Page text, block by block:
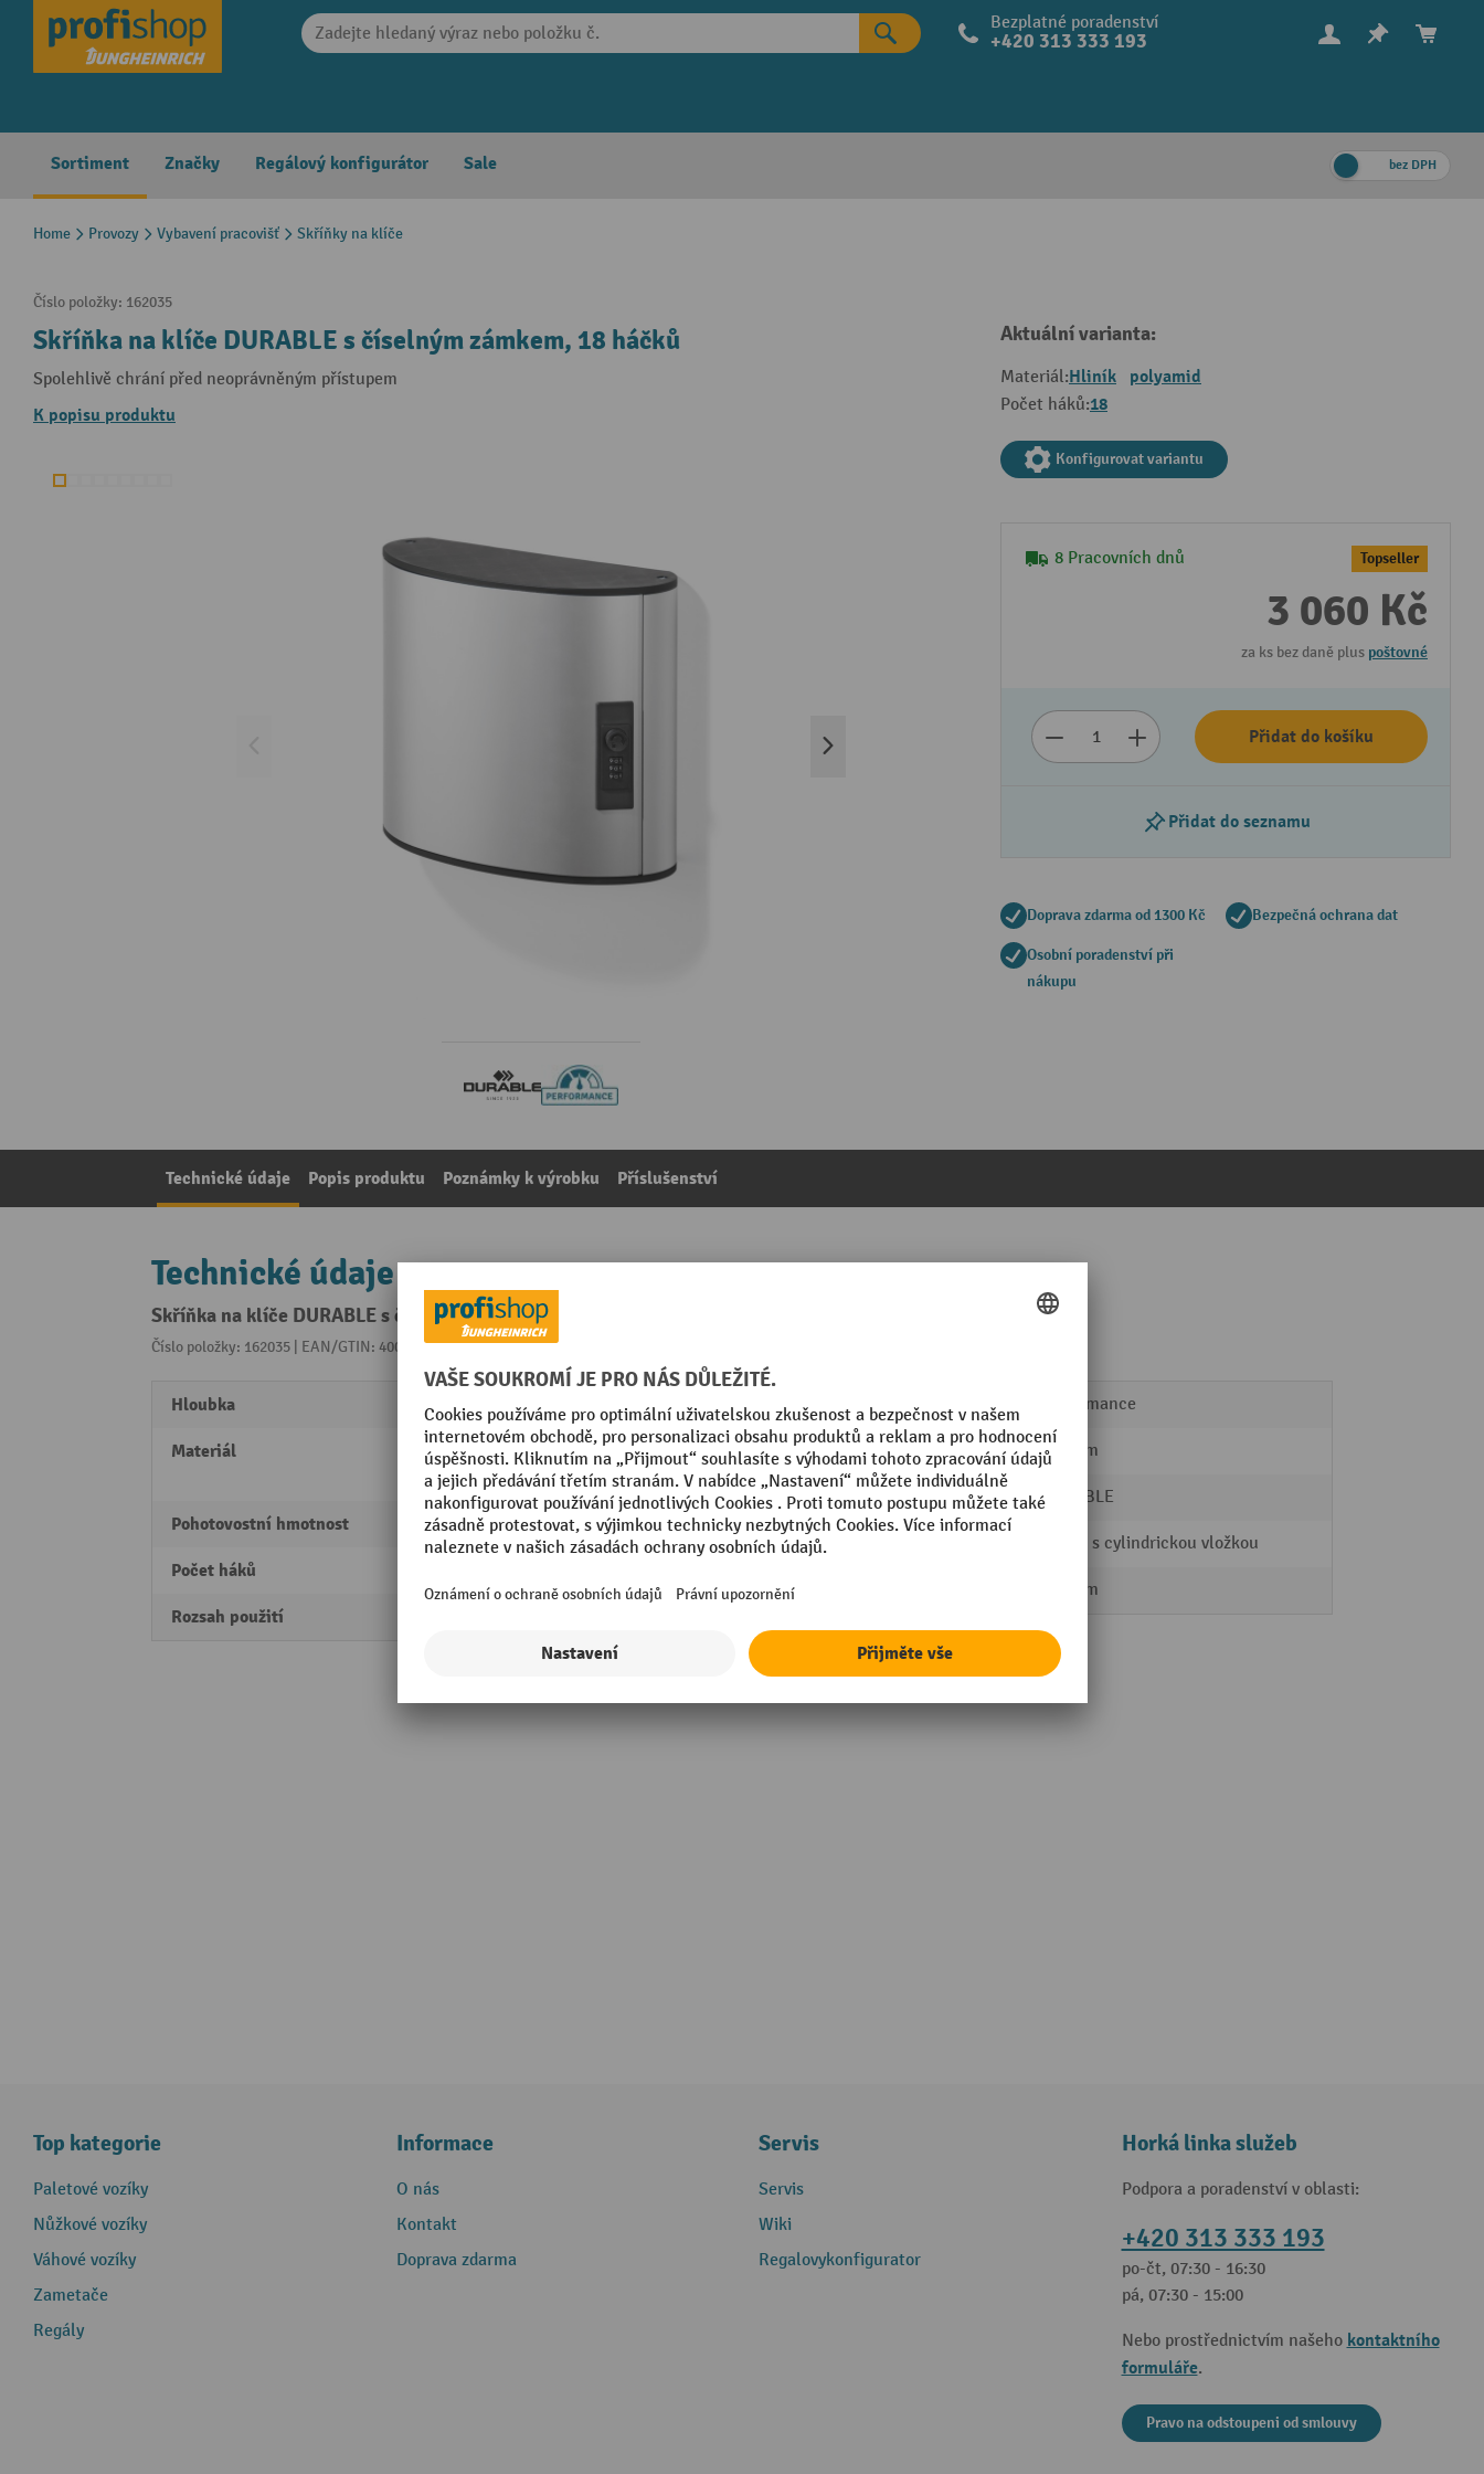
Skip to main navigation Bezplatné poradenství
+420 313 333 193
Sortiment Značky Regálový konfigurátor Sale bez DPH
Home Provozy Vybavení pracovišť Skříňky na klíče
Číslo položky: 162035
Skříňka na klíče DURABLE s číselným zámkem, 18 háčků
Spolehlivě chrání před neoprávněným přístupem
K popisu produktu
Aktuální varianta:
Materiál:Hliník polyamid
Počet háků:18
Konfigurovat variantu
8 Pracovních dnů Topseller
3 060 Kč
za ks bez daně plus poštovné
Přidat do košíku
Přidat do seznamu
Doprava zdarma od 1300 Kč Bezpečná ochrana dat
Osobní poradenství při
nákupu
Technické údaje Popis produktu Poznámky k výrobku Příslušenství
Technické údaje
Skříňka na klíče DURABLE s číselným zámkem, 18 háčků
Číslo položky: 162035 | EAN/GTIN: 4005546107455Z kategorie:
Hloubka 118 mm
Materiál
Hliník
polyamid
Pohotovostní hmotnost 3,82 kg
Počet háků
Rozsah použití
Segmentu Performance
Výška 280 mm
Značka DURABLE
Zámek, typ zámek s cylindrickou vložkou
Šířka 302 mm
Top kategorie
Paletové vozíky
Nůžkové vozíky
Váhové vozíky
Zametače
Regály
Informace
O nás
Kontakt
Doprava zdarma
Servis
Servis
Wiki
Regalovykonfigurator
Horká linka služeb
Podpora a poradenství v oblasti:
+420 313 333 193
po-čt, 07:30 - 16:30
pá, 07:30 - 15:00
Nebo prostřednictvím našeho kontaktního
formuláře.
Pravo na odstoupeni od smlouvy